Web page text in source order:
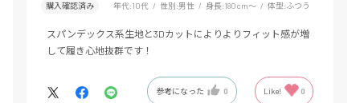
購入確認済み 年代:10代 性別:男性 身長:180cm～ 体型:ふつう
スパンデックス系生地と3Dカットによりよりフィット感が増
して履き心地抜群です！
参考になった 0 Like! 0